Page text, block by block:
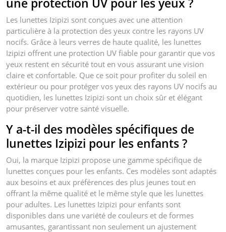
Les lunettes Izipizi sont conçues avec une attention
particulière à la protection des yeux contre les rayons UV
nocifs. Grâce à leurs verres de haute qualité, les lunettes
Izipizi offrent une protection UV fiable pour garantir que vos
yeux restent en sécurité tout en vous assurant une vision
claire et confortable. Que ce soit pour profiter du soleil en
extérieur ou pour protéger vos yeux des rayons UV nocifs au
quotidien, les lunettes Izipizi sont un choix sûr et élégant
pour préserver votre santé visuelle.
Y a-t-il des modèles spécifiques de
lunettes Izipizi pour les enfants ?
Oui, la marque Izipizi propose une gamme spécifique de
lunettes conçues pour les enfants. Ces modèles sont adaptés
aux besoins et aux préférences des plus jeunes tout en
offrant la même qualité et le même style que les lunettes
pour adultes. Les lunettes Izipizi pour enfants sont
disponibles dans une variété de couleurs et de formes
amusantes, garantissant non seulement un ajustement